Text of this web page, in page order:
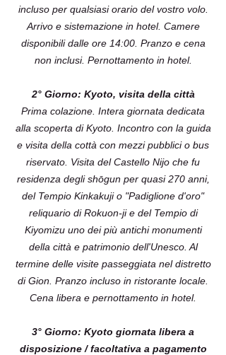
incluso per qualsiasi orario del vostro volo.
Arrivo e sistemazione in hotel. Camere
disponibili dalle ore 14:00. Pranzo e cena
non inclusi. Pernottamento in hotel.
2° Giorno: Kyoto, visita della città
Prima colazione. Intera giornata dedicata
alla scoperta di Kyoto. Incontro con la guida
e visita della cottà con mezzi pubblici o bus
riservato. Visita del Castello Nijo che fu
residenza degli shōgun per quasi 270 anni,
del Tempio Kinkakuji o "Padiglione d'oro"
reliquario di Rokuon-ji e del Tempio di
Kiyomizu uno dei più antichi monumenti
della città e patrimonio dell'Unesco. Al
termine delle visite passeggiata nel distretto
di Gion. Pranzo incluso in ristorante locale.
Cena libera e pernottamento in hotel.
3° Giorno: Kyoto giornata libera a
disposizione / facoltativa a pagamento